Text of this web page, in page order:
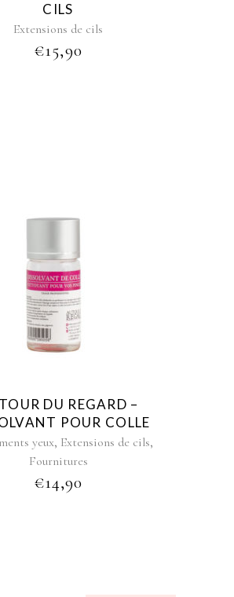
CILS
Extensions de cils
€15,90
DU REGARD –
POUR COLLE
yeux, Extensions de cils,
Fournitures
€14,90